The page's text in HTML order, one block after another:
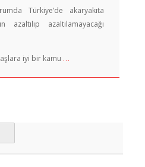
Türkiye’de akaryakıta
azaltılıp azaltılamayacağı
iyi bir kamu …